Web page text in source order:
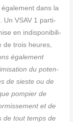
dans la
Un VSAV 1 par­ti­
en indis­po­ni­bi­li­
trois heures,
éga­le­ment
du poten­
de sieste ou de
pom­pier de
et de
de tout temps de